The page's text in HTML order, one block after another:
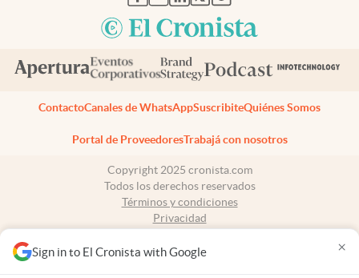
Sign in to El Cronista with Google ×
ContactoCanales de WhatsAppSuscribiteQuiénes Somos
Portal de ProveedoresTrabajá con nosotros
Copyright 2025 cronista.com
Todos los derechos reservados
Términos y condiciones
Privacidad
Tel: +54 11 7078-3270